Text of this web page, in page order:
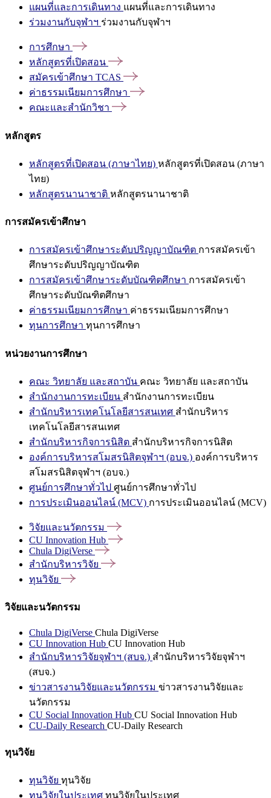
แผนที่และการเดินทาง แผนที่และการเดินทาง
ร่วมงานกับจุฬาฯ ร่วมงานกับจุฬาฯ
การศึกษา
หลักสูตรที่เปิดสอน
สมัครเข้าศึกษา TCAS
ค่าธรรมเนียมการศึกษา
คณะและสำนักวิชา
หลักสูตร
หลักสูตรที่เปิดสอน (ภาษาไทย) หลักสูตรที่เปิดสอน (ภาษา
ไทย)
หลักสูตรนานาชาติ หลักสูตรนานาชาติ
การสมัครเข้าศึกษา
การสมัครเข้าศึกษาระดับปริญญาบัณฑิต การสมัครเข้า
ศึกษาระดับปริญญาบัณฑิต
การสมัครเข้าศึกษาระดับบัณฑิตศึกษา การสมัครเข้า
ศึกษาระดับบัณฑิตศึกษา
ค่าธรรมเนียมการศึกษา ค่าธรรมเนียมการศึกษา
ทุนการศึกษา ทุนการศึกษา
หน่วยงานการศึกษา
คณะ วิทยาลัย และสถาบัน คณะ วิทยาลัย และสถาบัน
สำนักงานการทะเบียน สำนักงานการทะเบียน
สำนักบริหารเทคโนโลยีสารสนเทศ สำนักบริหาร
เทคโนโลยีสารสนเทศ
สำนักบริหารกิจการนิสิต สำนักบริหารกิจการนิสิต
องค์การบริหารสโมสรนิสิตจุฬาฯ (อบจ.) องค์การบริหาร
สโมสรนิสิตจุฬาฯ (อบจ.)
ศูนย์การศึกษาทั่วไป ศูนย์การศึกษาทั่วไป
การประเมินออนไลน์ (MCV) การประเมินออนไลน์ (MCV)
วิจัยและนวัตกรรม
CU Innovation Hub
Chula DigiVerse
สำนักบริหารวิจัย
ทุนวิจัย
วิจัยและนวัตกรรม
Chula DigiVerse Chula DigiVerse
CU Innovation Hub CU Innovation Hub
สำนักบริหารวิจัยจุฬาฯ (สบจ.) สำนักบริหารวิจัยจุฬาฯ
(สบจ.)
ข่าวสารงานวิจัยและนวัตกรรม ข่าวสารงานวิจัยและ
นวัตกรรม
CU Social Innovation Hub CU Social Innovation Hub
CU-Daily Research CU-Daily Research
ทุนวิจัย
ทุนวิจัย ทุนวิจัย
ทุนวิจัยในประเทศ ทุนวิจัยในประเทศ